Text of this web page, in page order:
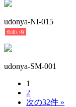
udonya-NI-015
色違い有
udonya-SM-001
1
2
次の32件 »